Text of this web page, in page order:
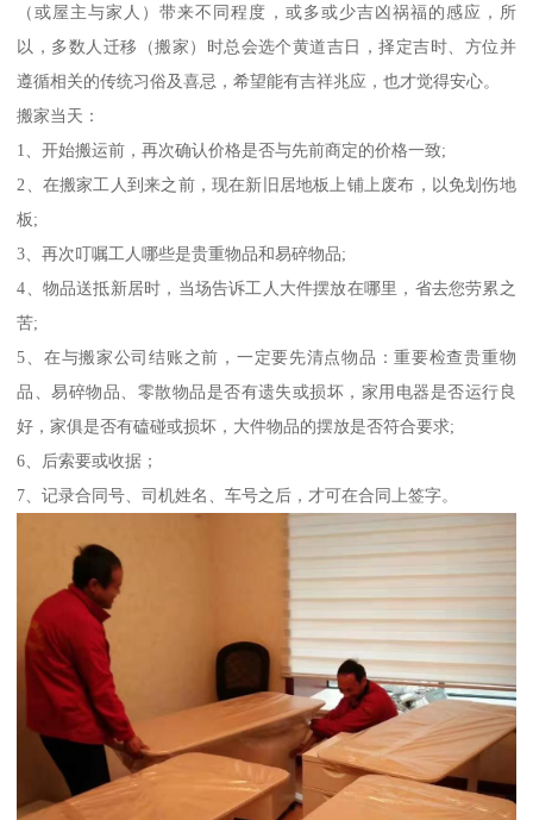
（或屋主与家人）带来不同程度，或多或少吉凶祸福的感应，所
以，多数人迁移（搬家）时总会选个黄道吉日，择定吉时、方位并
遵循相关的传统习俗及喜忌，希望能有吉祥兆应，也才觉得安心。
搬家当天：
1、开始搬运前，再次确认价格是否与先前商定的价格一致;
2、在搬家工人到来之前，现在新旧居地板上铺上废布，以免划伤地
板;
3、再次叮嘱工人哪些是贵重物品和易碎物品;
4、物品送抵新居时，当场告诉工人大件摆放在哪里，省去您劳累之
苦;
5、在与搬家公司结账之前，一定要先清点物品：重要检查贵重物
品、易碎物品、零散物品是否有遗失或损坏，家用电器是否运行良
好，家俱是否有磕碰或损坏，大件物品的摆放是否符合要求;
6、后索要或收据；
7、记录合同号、司机姓名、车号之后，才可在合同上签字。